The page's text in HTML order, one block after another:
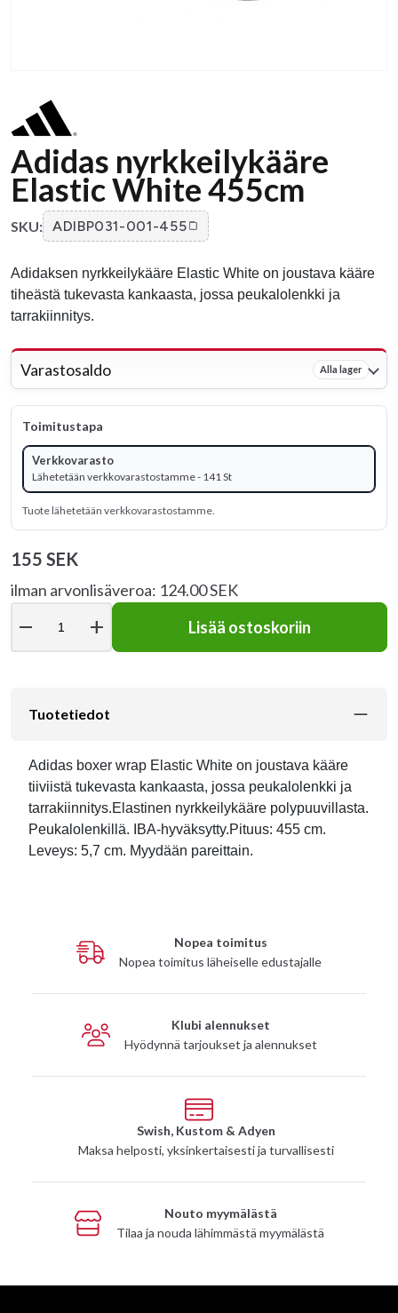
Adidas nyrkkeilykääre
Elastic White 455cm
SKU: ADIBP031-001-455
Adidaksen nyrkkeilykääre Elastic White on joustava kääre
tiheästä tukevasta kankaasta, jossa peukalolenkki ja
tarrakiinnitys.
Varastosaldo Alla lager
Toimitustapa
Verkkovarasto
Lähetetään verkkovarastostamme - 141 St
Tuote lähetetään verkkovarastostamme.
155 SEK
ilman arvonlisäveroa: 124.00 SEK
remove add Lisää ostoskoriin
Tuotetiedot
Adidas boxer wrap Elastic White on joustava kääre
tiiviistä tukevasta kankaasta, jossa peukalolenkki ja
tarrakiinnitys.Elastinen nyrkkeilykääre polypuuvillasta.
Peukalolenkillä. IBA-hyväksytty.Pituus: 455 cm.
Leveys: 5,7 cm. Myydään pareittain.
Nopea toimitus
Nopea toimitus läheiselle edustajalle
Klubi alennukset
Hyödynnä tarjoukset ja alennukset
Swish, Kustom & Adyen
Maksa helposti, yksinkertaisesti ja turvallisesti
Nouto myymälästä
Tilaa ja nouda lähimmästä myymälästä